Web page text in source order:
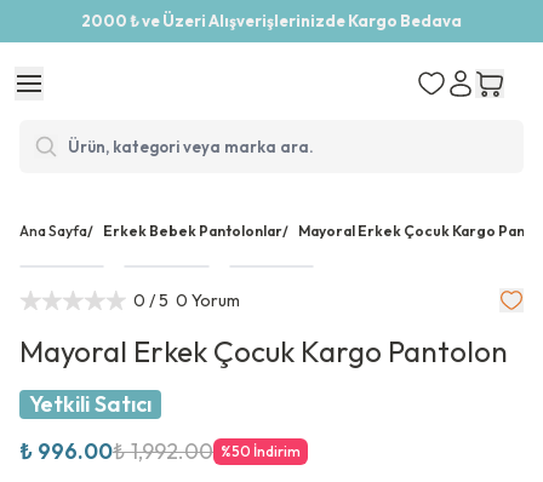
2000 ₺ ve Üzeri Alışverişlerinizde Kargo Bedava
Ana Sayfa/ Erkek Bebek Pantolonlar/ Mayoral Erkek Çocuk Kargo
0 / 5 0 Yorum
Mayoral Erkek Çocuk Kargo Pantolon
Yetkili Satıcı
₺ 996.00₺ 1,992.00 %50 İndirim